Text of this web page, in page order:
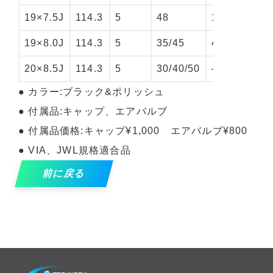
19×7.5J 114.3 5 48 1.0
19×8.0J 114.3 5 35/45 4.8
20×8.5J 114.3 5 30/40/50 –
● カラー:ブラック&ポリッシュ
● 付属品:キャップ、エアバルブ
● 付属品価格:キャップ¥1,000 エアバルブ¥800
● VIA、JWL規格適合品
前に戻る